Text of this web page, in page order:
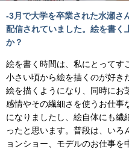
-3月で大学を卒業された水瀬さ
配信されていました。絵を書く
か？
絵を書く時間は、私にとってす
小さい頃から絵を描くのが好き
絵を描くようになり、同時にお
感情やその繊細さを使うお仕事
になりましたし、絵自体にも繊
ったと思います。普段は、いろ
ョンショー、モデルのお仕事